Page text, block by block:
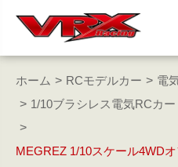
ホーム RCモデルカー
電
1/10ブラシレス電気RCカー
MEGREZ 1/10スケール4WD